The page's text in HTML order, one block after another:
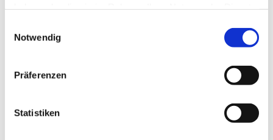
jederzeit auf unserer Datenschutzseite ändern.
Notwendig
Präferenzen
Statistiken